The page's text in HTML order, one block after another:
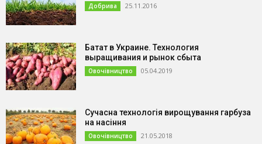
Добрива 25.11.2016
Батат в Украине. Технология
выращивания и рынок сбыта
Овочівництво 05.04.2019
Сучасна технологія вирощування гарбуза
на насіння
Овочівництво 21.05.2018